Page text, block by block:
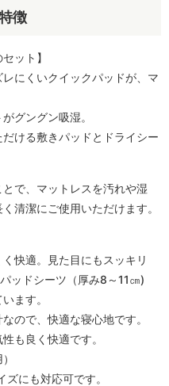
徴
ット】
にくいクイックパッドが、マ
グングン吸湿。
ける敷きパッドとドライシー
で、マットレスを汚れや湿
清潔にご使用いただけます。
快適。見た目にもスッキリ
ッドシーツ（厚み8～11㎝)
ます。
ので、快適な寝心地です。
も良く快適です。
にも対応可です。